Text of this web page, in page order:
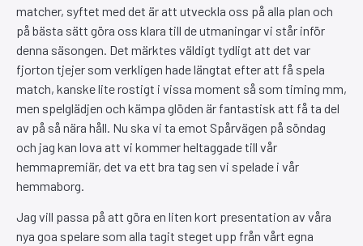
matcher, syftet med det är att utveckla oss på alla plan och
på bästa sätt göra oss klara till de utmaningar vi står inför
denna säsongen. Det märktes väldigt tydligt att det var
fjorton tjejer som verkligen hade längtat efter att få spela
match, kanske lite rostigt i vissa moment så som timing mm,
men spelglädjen och kämpa glöden är fantastisk att få ta del
av på så nära håll. Nu ska vi ta emot Spårvägen på söndag
och jag kan lova att vi kommer heltaggade till vår
hemmapremiär, det va ett bra tag sen vi spelade i vår
hemmaborg.
Jag vill passa på att göra en liten kort presentation av våra
nya goa spelare som alla tagit steget upp från vårt egna